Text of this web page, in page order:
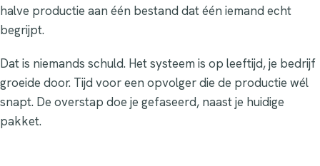
halve productie aan één bestand dat één iemand echt
begrijpt.
Dat is niemands schuld. Het systeem is op leeftijd, je bedrijf
groeide door. Tijd voor een opvolger die de productie wél
snapt. De overstap doe je gefaseerd, naast je huidige
pakket.